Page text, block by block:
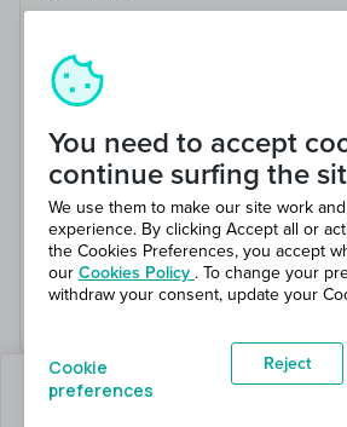
quedan 1 puestos
You need to accept
continue surfing the
We use them to make our site work
experience. By clicking Accept all or
the Cookies Preferences, you accept
our Cookies Policy . To change your
withdraw your consent, update your
Cookie
preferences
Reject